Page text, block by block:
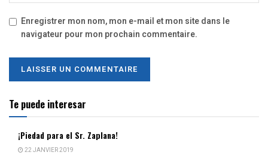
Enregistrer mon nom, mon e-mail et mon site dans le
navigateur pour mon prochain commentaire.
Te puede interesar
¡Piedad para el Sr. Zaplana!
22 JANVIER 2019